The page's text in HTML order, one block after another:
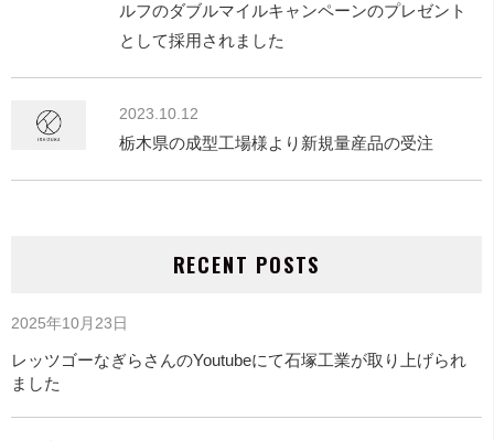
ルフのダブルマイルキャンペーンのプレゼント
として採用されました
2023.10.12
栃木県の成型工場様より新規量産品の受注
RECENT POSTS
レッツゴーなぎらさんのYoutubeにて石塚工業が取り上げられ
ました
2025年10月23日